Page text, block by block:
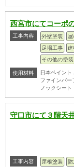
西宮市にてコーポ
工事内容 外壁塗装
足場工事
建
その他の塗装
使用材料
日本ペイント
ファインパー
ノックシート
守口市にて３階天
工事内容 屋根塗装